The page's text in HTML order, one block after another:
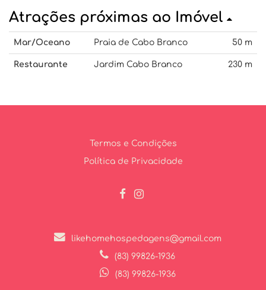
Atrações próximas ao Imóvel
Mar/Oceano Praia de Cabo Branco 50 m
Restaurante Jardim Cabo Branco 230 m
Termos e Condições
Política de Privacidade
likehomehospedagens@gmail.com
(83) 99826-1936
(83) 99826-1936